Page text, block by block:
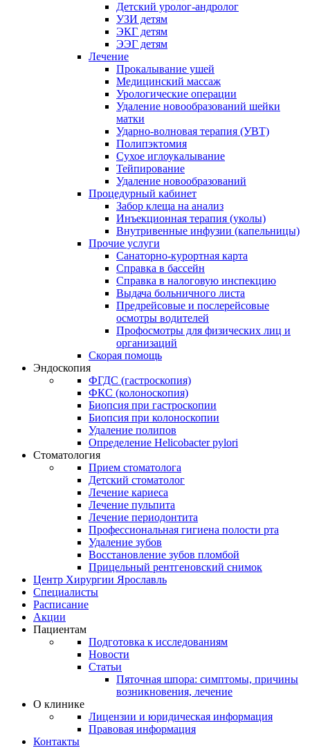
Детский уролог-андролог
УЗИ детям
ЭКГ детям
ЭЭГ детям
Лечение
Прокалывание ушей
Медицинский массаж
Урологические операции
Удаление новообразований шейки
матки
Ударно-волновая терапия (УВТ)
Полипэктомия
Сухое иглоукалывание
Тейпирование
Удаление новообразований
Процедурный кабинет
Забор клеща на анализ
Инъекционная терапия (уколы)
Внутривенные инфузии (капельницы)
Прочие услуги
Санаторно-курортная карта
Справка в бассейн
Справка в налоговую инспекцию
Выдача больничного листа
Предрейсовые и послерейсовые
осмотры водителей
Профосмотры для физических лиц и
организаций
Скорая помощь
Эндоскопия
ФГДС (гастроскопия)
ФКС (колоноскопия)
Биопсия при гастроскопии
Биопсия при колоноскопии
Удаление полипов
Определение Helicobacter pylori
Стоматология
Прием стоматолога
Детский стоматолог
Лечение кариеса
Лечение пульпита
Лечение периодонтита
Профессиональная гигиена полости рта
Удаление зубов
Восстановление зубов пломбой
Прицельный рентгеновский снимок
Центр Хирургии Ярославль
Специалисты
Расписание
Акции
Пациентам
Подготовка к исследованиям
Новости
Статьи
Пяточная шпора: симптомы, причины
возникновения, лечение
О клинике
Лицензии и юридическая информация
Правовая информация
Контакты